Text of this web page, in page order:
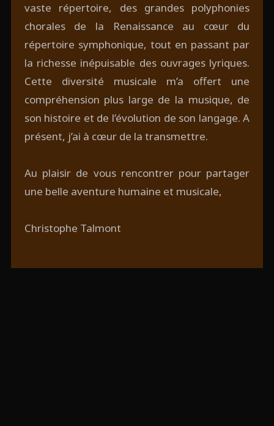
vaste répertoire, des grandes polyphonies
chorales de la Renaissance au cœur du
répertoire symphonique, tout en passant par
la richesse inépuisable des ouvrages lyriques.
Cette diversité musicale m’a offert une
compréhension plus large de la musique, de
son histoire et de l’évolution de son langage. A
présent, j’ai à cœur de la transmettre.
Au plaisir de vous rencontrer pour partager
une belle aventure humaine et musicale,
Christophe Talmont